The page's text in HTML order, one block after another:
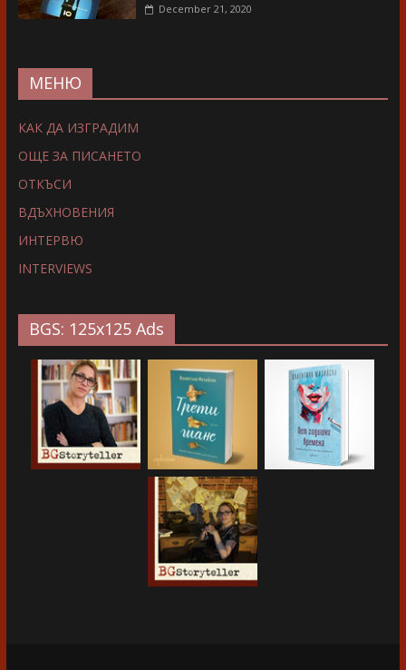
December 21, 2020
МЕНЮ
КАК ДА ИЗГРАДИМ
ОЩЕ ЗА ПИСАНЕТО
ОТКЪСИ
ВДЪХНОВЕНИЯ
ИНТЕРВЮ
INTERVIEWS
BGS: 125x125 Ads